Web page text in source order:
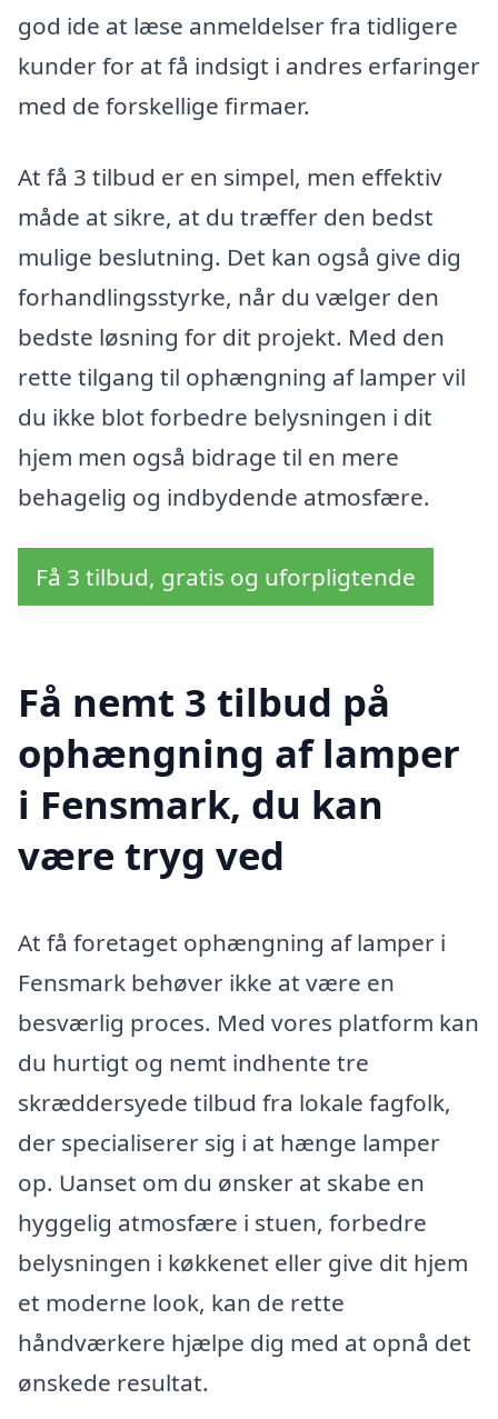
god ide at læse anmeldelser fra tidligere
kunder for at få indsigt i andres erfaringer
med de forskellige firmaer.
At få 3 tilbud er en simpel, men effektiv
måde at sikre, at du træffer den bedst
mulige beslutning. Det kan også give dig
forhandlingsstyrke, når du vælger den
bedste løsning for dit projekt. Med den
rette tilgang til ophængning af lamper vil
du ikke blot forbedre belysningen i dit
hjem men også bidrage til en mere
behagelig og indbydende atmosfære.
Få 3 tilbud, gratis og uforpligtende
Få nemt 3 tilbud på
ophængning af lamper
i Fensmark, du kan
være tryg ved
At få foretaget ophængning af lamper i
Fensmark behøver ikke at være en
besværlig proces. Med vores platform kan
du hurtigt og nemt indhente tre
skræddersyede tilbud fra lokale fagfolk,
der specialiserer sig i at hænge lamper
op. Uanset om du ønsker at skabe en
hyggelig atmosfære i stuen, forbedre
belysningen i køkkenet eller give dit hjem
et moderne look, kan de rette
håndværkere hjælpe dig med at opnå det
ønskede resultat.